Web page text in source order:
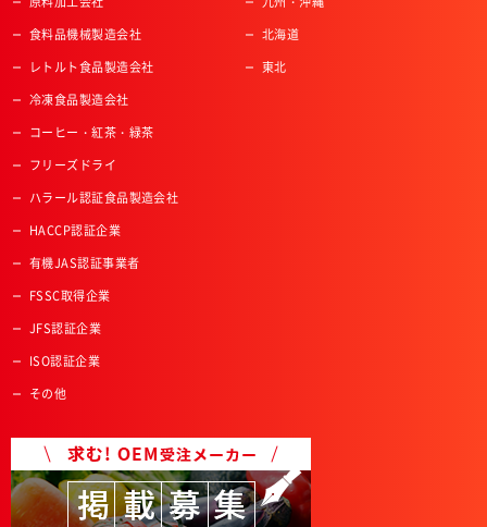
食料品機械製造会社
レトルト食品製造会社
冷凍食品製造会社
コーヒー・紅茶・緑茶
フリーズドライ
ハラール認証食品製造会社
HACCP認証企業
有機JAS認証事業者
FSSC取得企業
JFS認証企業
ISO認証企業
その他
北海道
東北